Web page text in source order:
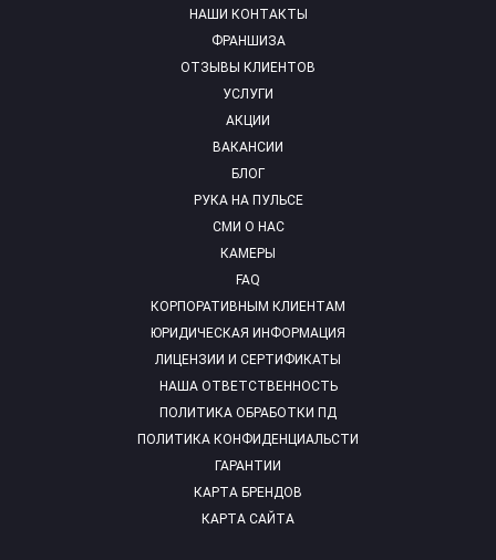
НАШИ КОНТАКТЫ
ФРАНШИЗА
ОТЗЫВЫ КЛИЕНТОВ
УСЛУГИ
АКЦИИ
ВАКАНСИИ
БЛОГ
РУКА НА ПУЛЬСЕ
СМИ О НАС
КАМЕРЫ
FAQ
КОРПОРАТИВНЫМ КЛИЕНТАМ
ЮРИДИЧЕСКАЯ ИНФОРМАЦИЯ
ЛИЦЕНЗИИ И СЕРТИФИКАТЫ
НАША ОТВЕТСТВЕННОСТЬ
ПОЛИТИКА ОБРАБОТКИ ПД
ПОЛИТИКА КОНФИДЕНЦИАЛЬСТИ
ГАРАНТИИ
КАРТА БРЕНДОВ
КАРТА САЙТА